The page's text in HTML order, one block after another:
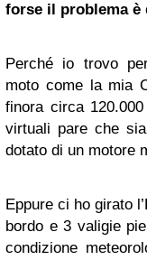
forse il problema è
Perché io trovo
moto come la mia
finora circa
virtuali pare che
dotato di un motore
Eppure ci ho girato
bordo e 3 valigie
condizione